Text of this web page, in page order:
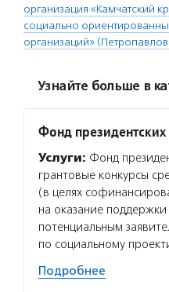
организация «Камчатский
социально
организаций»
Узнайте больше в
Фонд президентских
Услуги: Фонд
грантовые конкурсы
(в целях
на оказание
потенциальным
по социальному
Подробнее